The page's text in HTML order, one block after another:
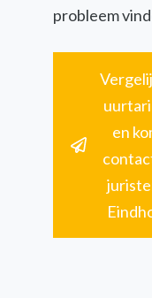
probleem
en